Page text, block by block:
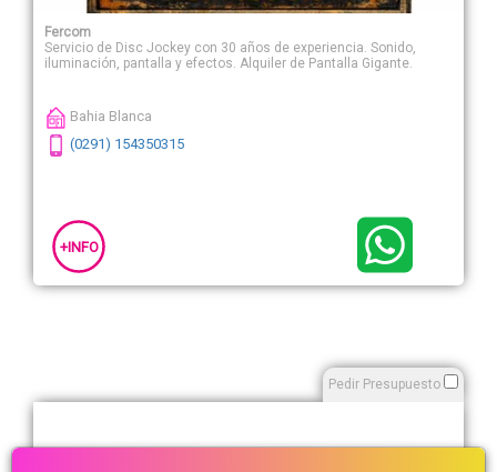
Fercom
Servicio de Disc Jockey con 30 años de experiencia. Sonido,
iluminación, pantalla y efectos. Alquiler de Pantalla Gigante.
Bahia Blanca
(0291) 154350315
+INFO
Pedir Presupuesto